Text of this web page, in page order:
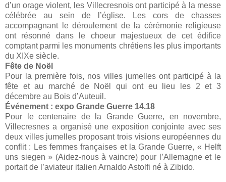
d’un orage violent, les Villecresnois ont participé à la messe
célébrée au sein de l’église. Les cors de chasses
accompagnant le déroulement de la cérémonie religieuse
ont résonné dans le choeur majestueux de cet édifice
comptant parmi les monuments chrétiens les plus importants
du XIXe siècle.
Fête de Noël
Pour la première fois, nos villes jumelles ont participé à la
fête et au marché de Noël qui ont eu lieu les 2 et 3
décembre au Bois d’Auteuil.
Événement : expo Grande Guerre 14.18
Pour le centenaire de la Grande Guerre, en novembre,
Villecresnes a organisé une exposition conjointe avec ses
deux villes jumelles proposant trois visions européennes du
conflit : Les femmes françaises et la Grande Guerre, « Helft
uns siegen » (Aidez-nous à vaincre) pour l’Allemagne et le
portait de l’aviateur italien Arnaldo Astolfi né à Zibido.